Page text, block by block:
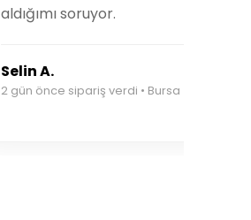
aldığımı soruyor.
Selin A.
2 gün önce sipariş verdi • Bursa